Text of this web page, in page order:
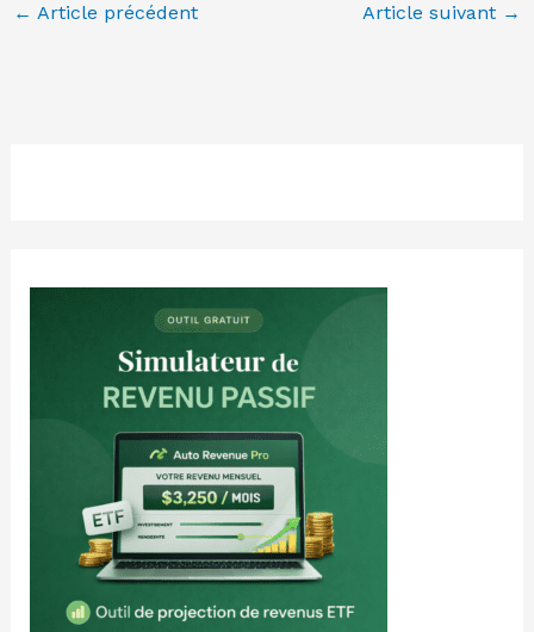
← Article précédent Article suivant →